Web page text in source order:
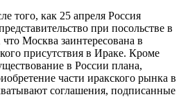
того, как 25 апреля Россия
при посольстве в
Москва заинтересована в
присутствия в Ираке. Кроме
в России плана,
части иракского рынка в
соглашения, подписанные